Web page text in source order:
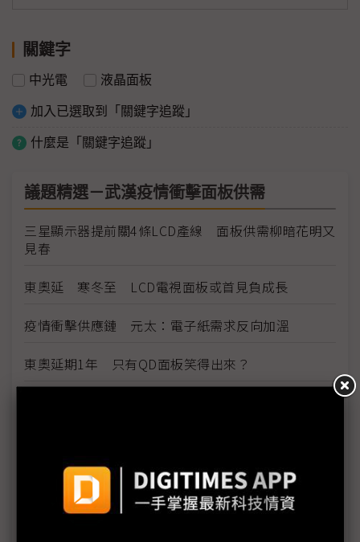
關鍵字
中光電 液晶面板
加入已選取到「關鍵字追蹤」
什麼是「關鍵字追蹤」
議題精選－武漢疫情衝擊面板供需
三星顯示器提前關4條LCD產線 面板供需柳暗花明又
見春
東奧延 寒冬至 LCD電視面板或首見負成長
疫情衝擊供應鏈 元太：電子紙需求反向加溫
東奧延期1年 只有QD面板笑得出來？
1月全球手機面板出貨量驟減26% 1Q20悲觀
歐美疫情延燒 面板價格守不住